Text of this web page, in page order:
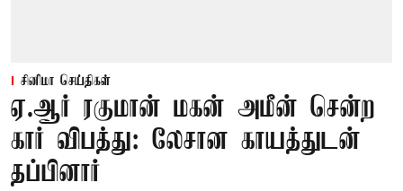
சினிமா செய்திகள்
ஏ.ஆர் ரகுமான் மகன் அமீன் சென்ற
கார் விபத்து: லேசான காயத்துடன்
தப்பினார்